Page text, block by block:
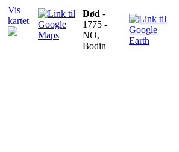
Vis
kartet
Død -
1775 -
NO,
Bodin